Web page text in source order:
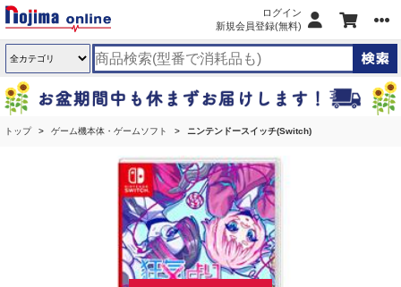
ログイン
新規会員登録(無料)
トップ ゲーム機本体・ゲームソフト ニンテンドースイッチ(Switch)